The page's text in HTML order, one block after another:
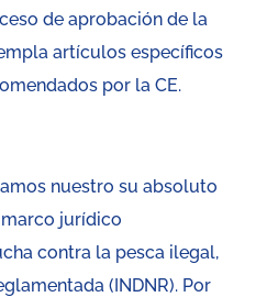
de aprobación de la
artículos específicos
por la CE.
nuestro su absoluto
jurídico
contra la pesca ilegal,
(INDNR). Por